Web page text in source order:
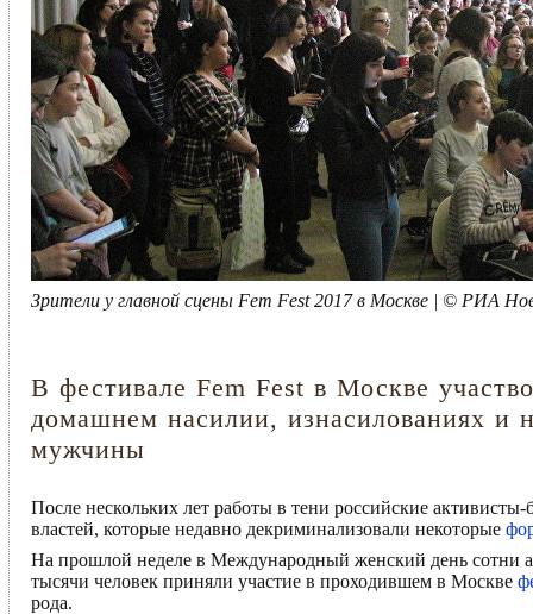
Зрители у главной сцены Fem Fest 2017 в Москве | © РИА
В фестивале Fem Fest в Москве
домашнем насилии, изнасилованиях и
мужчины
После нескольких лет работы в тени российские
властей, которые недавно декриминализовали некоторые
На прошлой неделе в Международный женский день сотни
тысячи человек приняли участие в проходившем в Москве
рода.